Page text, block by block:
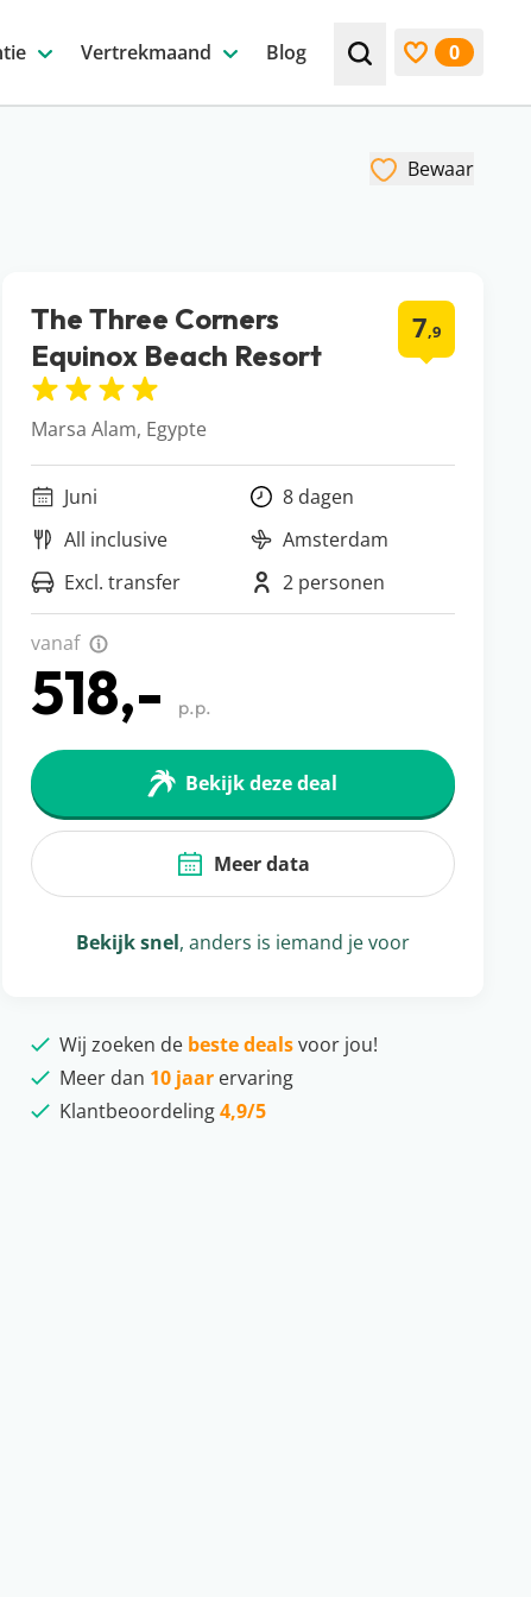
Vertrekmaand Blog Zoek bijv. een
0
Bewaar
The Three Corners
Equinox Beach Resort
7,9
Marsa Alam, Egypte
Juni
8 dagen
All inclusive
Amsterdam
Excl. transfer
2 personen
vanaf
518,- p.p.
Bekijk deze deal
Meer data
Bekijk snel, anders is iemand je voor
Wij zoeken de beste dealsvoor jou!
Meer dan 10 jaarervaring
Klantbeoordeling4,9/5